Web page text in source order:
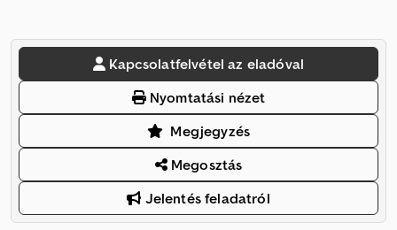
Kapcsolatfelvétel az eladóval
Nyomtatási nézet
Megjegyzés
Megosztás
Jelentés feladatról